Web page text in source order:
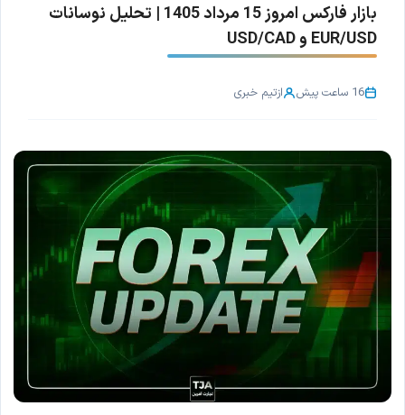
بازار فارکس امروز 15 مرداد 1405 | تحلیل نوسانات
EUR/USD و USD/CAD
16 ساعت پیش ازتیم خبری